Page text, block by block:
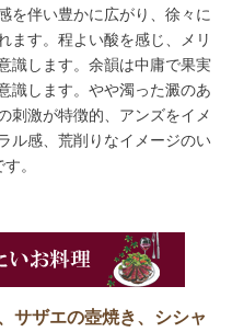
を伴い豊かに広がり、徐々に
ます。程よい酸を感じ、メリ
識します。余韻は中庸で果実
識します。やや濁った澱のあ
刺激が特徴的、アンズをイメ
ル感、荒削りなイメージのい
。
サザエの壺焼き、シシャ